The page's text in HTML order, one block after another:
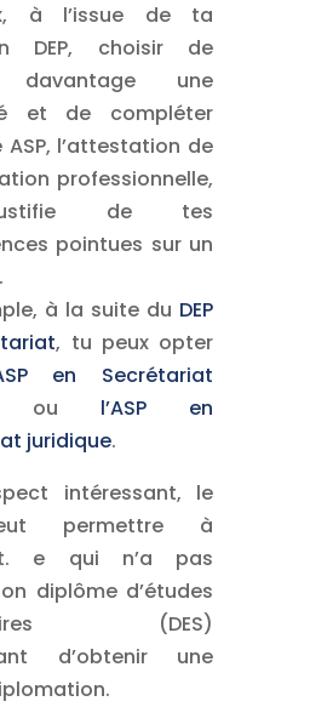
à l’issue de ta
DEP, choisir de
davantage une
et de compléter
ASP, l’attestation de
professionnelle,
de tes
pointues sur un
à la suite du DEP
, tu peux opter
en Secrétariat
ou l’ASP en
juridique.
intéressant, le
permettre à
e qui n’a pas
diplôme d’études
(DES)
d’obtenir une